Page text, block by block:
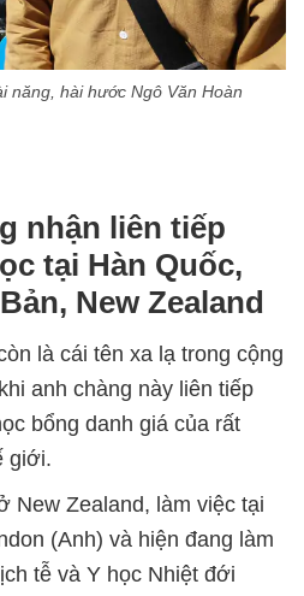
năng, hài hước Ngô Văn Hoàn
nhận liên tiếp
tại Hàn Quốc,
New Zealand
là cái tên xa lạ trong cộng
anh chàng này liên tiếp
bổng danh giá của rất
giới.
New Zealand, làm việc tại
(Anh) và hiện đang làm
tễ và Y học Nhiệt đới